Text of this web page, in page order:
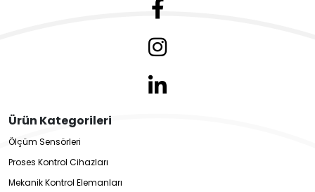
Ürün Kategorileri
Ölçüm Sensörleri
Proses Kontrol Cihazları
Mekanik Kontrol Elemanları